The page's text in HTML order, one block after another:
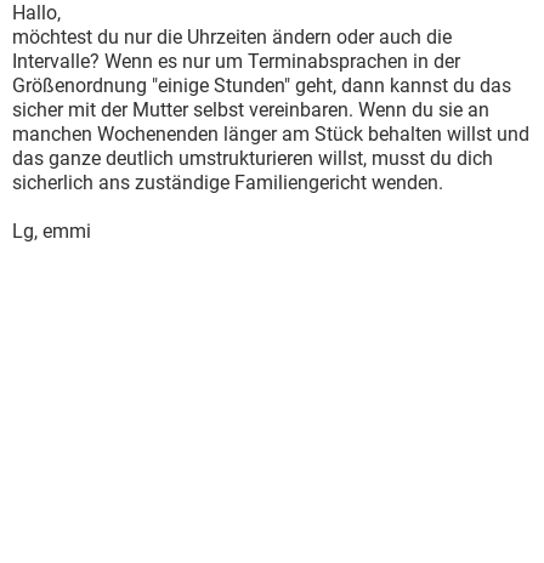
Hallo,
möchtest du nur die Uhrzeiten ändern oder auch die
Intervalle? Wenn es nur um Terminabsprachen in der
Größenordnung "einige Stunden" geht, dann kannst du das
sicher mit der Mutter selbst vereinbaren. Wenn du sie an
manchen Wochenenden länger am Stück behalten willst und
das ganze deutlich umstrukturieren willst, musst du dich
sicherlich ans zuständige Familiengericht wenden.
Lg, emmi